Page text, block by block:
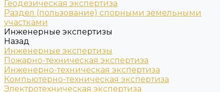
Геодезическая экспертиза
Раздел (пользование) спорными земельными
участками
Инженерные экспертизы
Назад
Инженерные экспертизы
Пожарно-техническая экспертиза
Инженерно-техническая экспертиза
Компьютерно-техническая экспертиза
Электротехническая экспертиза